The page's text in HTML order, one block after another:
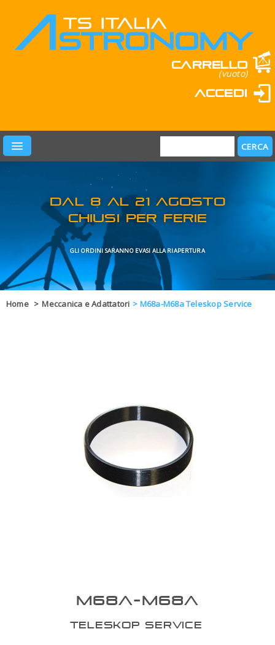
Carrello
(vuoto)
Accedi
PRODOTTI
LEARN & FUN
MARCHI
OFFERTE
GLI ORDINI SARANNO EVASI
Home > Meccanica e Adattatori > M68a-M68a Teleskop Service
M68A-M68A
TELESKOP SERVICE